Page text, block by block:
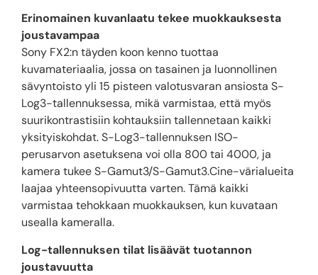
Erinomainen kuvanlaatu tekee muokkauksesta
joustavampaa
Sony FX2:n täyden koon kenno tuottaa
kuvamateriaalia, jossa on tasainen ja luonnollinen
sävyntoisto yli 15 pisteen valotusvaran ansiosta S-
Log3-tallennuksessa, mikä varmistaa, että myös
suurikontrastisiin kohtauksiin tallennetaan kaikki
yksityiskohdat. S-Log3-tallennuksen ISO-
perusarvon asetuksena voi olla 800 tai 4000, ja
kamera tukee S-Gamut3/S-Gamut3.Cine-värialueita
laajaa yhteensopivuutta varten. Tämä kaikki
varmistaa tehokkaan muokkauksen, kun kuvataan
usealla kameralla.
Log-tallennuksen tilat lisäävät tuotannon
joustavuutta